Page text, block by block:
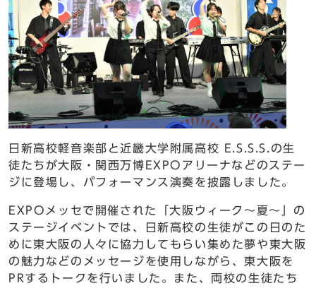
日新高校軽音楽部と近畿大学附属高校 E.S.S.S.の生
徒たちが大阪・関西万博EXPOアリーナなどのステー
ジに登場し、パフォーマンス演奏を披露しました。
EXPOメッセで開催された「大阪ウィーク〜夏〜」の
ステージイベントでは、日新高校の生徒がこの日のた
めに東大阪の人々に協力してもらい集めた夢や東大阪
の魅力などのメッセージを使用しながら、東大阪を
PRするトークを行いました。また、両校の生徒たち